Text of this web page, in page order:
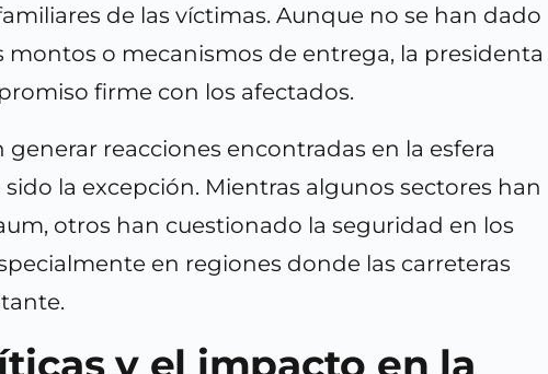
de las víctimas. Aunque no se han dado
montos o mecanismos de entrega, la presidenta
firme con los afectados.
reacciones encontradas en la esfera
la excepción. Mientras algunos sectores han
otros han cuestionado la seguridad en los
en regiones donde las carreteras
y el impacto en la